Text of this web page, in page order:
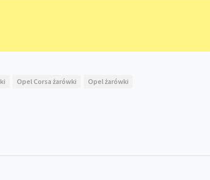
Opel Corsa żarówki Opel żarówki